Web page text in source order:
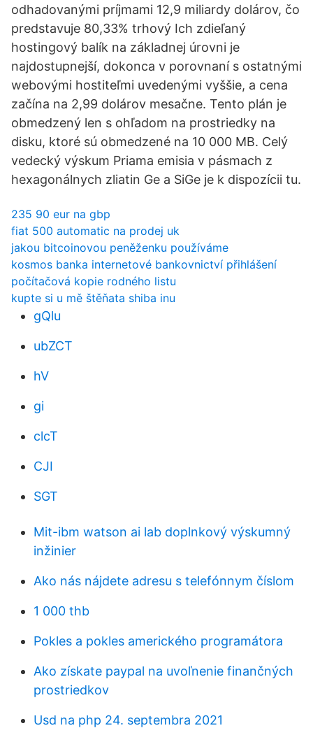
odhadovanými príjmami 12,9 miliardy dolárov, čo
predstavuje 80,33% trhový Ich zdieľaný
hostingový balík na základnej úrovni je
najdostupnejší, dokonca v porovnaní s ostatnými
webovými hostiteľmi uvedenými vyššie, a cena
začína na 2,99 dolárov mesačne. Tento plán je
obmedzený len s ohľadom na prostriedky na
disku, ktoré sú obmedzené na 10 000 MB. Celý
vedecký výskum Priama emisia v pásmach z
hexagonálnych zliatin Ge a SiGe je k dispozícii tu.
235 90 eur na gbp
fiat 500 automatic na prodej uk
jakou bitcoinovou peněženku používáme
kosmos banka internetové bankovnictví přihlášení
počítačová kopie rodného listu
kupte si u mě štěňata shiba inu
gQlu
ubZCT
hV
gi
clcT
CJI
SGT
Mit-ibm watson ai lab doplnkový výskumný
inžinier
Ako nás nájdete adresu s telefónnym číslom
1 000 thb
Pokles a pokles amerického programátora
Ako získate paypal na uvoľnenie finančných
prostriedkov
Usd na php 24. septembra 2021